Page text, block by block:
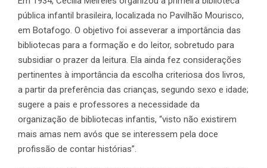
pública infantil brasileira, localizada no Pavilhão Mourisco,
em Botafogo. O objetivo foi asseverar a importância das
bibliotecas para a formação e do leitor, sobretudo para
subsidiar o prazer da leitura. Ela ainda fez considerações
pertinentes à importância da escolha criteriosa dos livros,
a partir da preferência das crianças, segundo sexo e idade;
sugere a pais e professores a necessidade da
organização de bibliotecas infantis, “visto não existirem
mais amas nem avós que se interessem pela doce
profissão de contar histórias”.